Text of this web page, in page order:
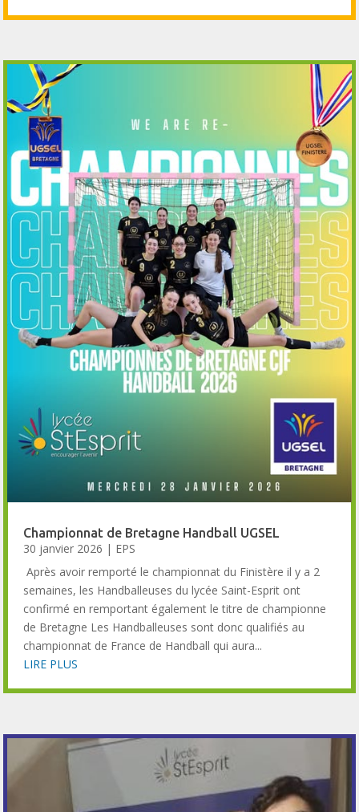
Championnat de Bretagne Handball UGSEL
30 janvier 2026 | EPS
Après avoir remporté le championnat du Finistère il y a 2
semaines, les Handballeuses du lycée Saint-Esprit ont
confirmé en remportant également le titre de championne
de Bretagne Les Handballeuses sont donc qualifiés au
championnat de France de Handball qui aura...
LIRE PLUS